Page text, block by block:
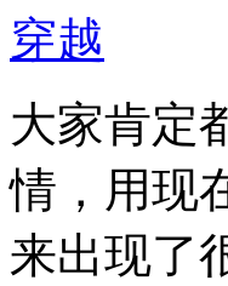
穿越
大家肯定
情，用现
来出现了